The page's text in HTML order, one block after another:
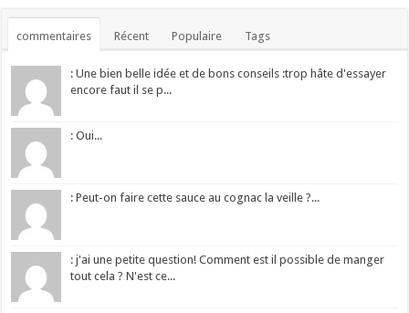
commentaires Récent Populaire Tags
: Une bien belle idée et de bons conseils :trop hâte d'essayer
encore faut il se p...
: Oui...
: Peut-on faire cette sauce au cognac la veille ?...
: j'ai une petite question! Comment est il possible de manger
tout cela ? N'est ce...